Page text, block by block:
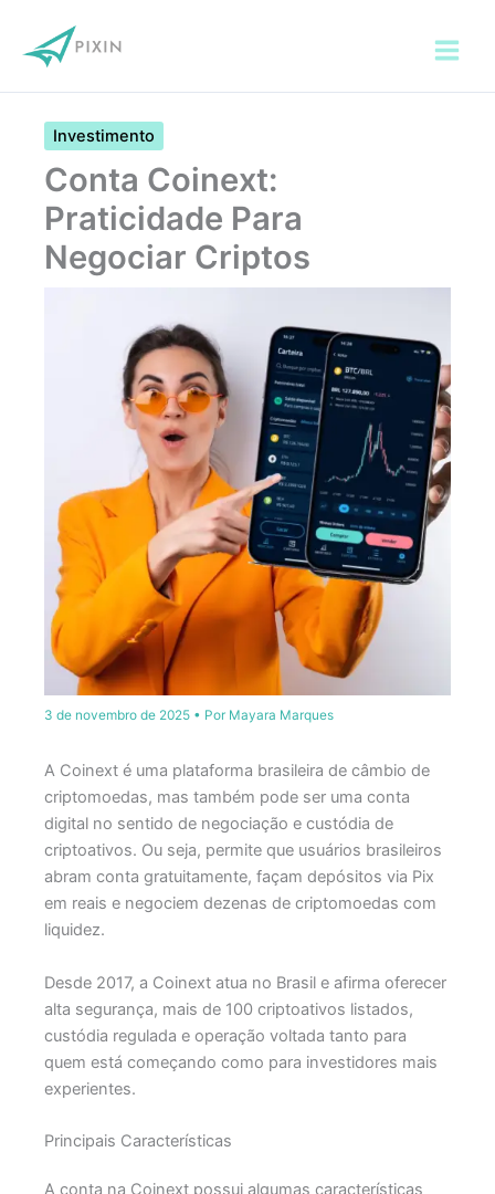
para
Investimento
Conta Coinext:
Praticidade Para
Negociar Criptos
3 de novembro de 2025 • Por Mayara Marques
A Coinext é uma plataforma brasileira de câmbio de
criptomoedas, mas também pode ser uma conta
digital no sentido de negociação e custódia de
criptoativos. Ou seja, permite que usuários brasileiros
abram conta gratuitamente, façam depósitos via Pix
em reais e negociem dezenas de criptomoedas com
liquidez.
Desde 2017, a Coinext atua no Brasil e afirma oferecer
alta segurança, mais de 100 criptoativos listados,
custódia regulada e operação voltada tanto para
quem está começando como para investidores mais
experientes.
Principais Características
A conta na Coinext possui algumas características